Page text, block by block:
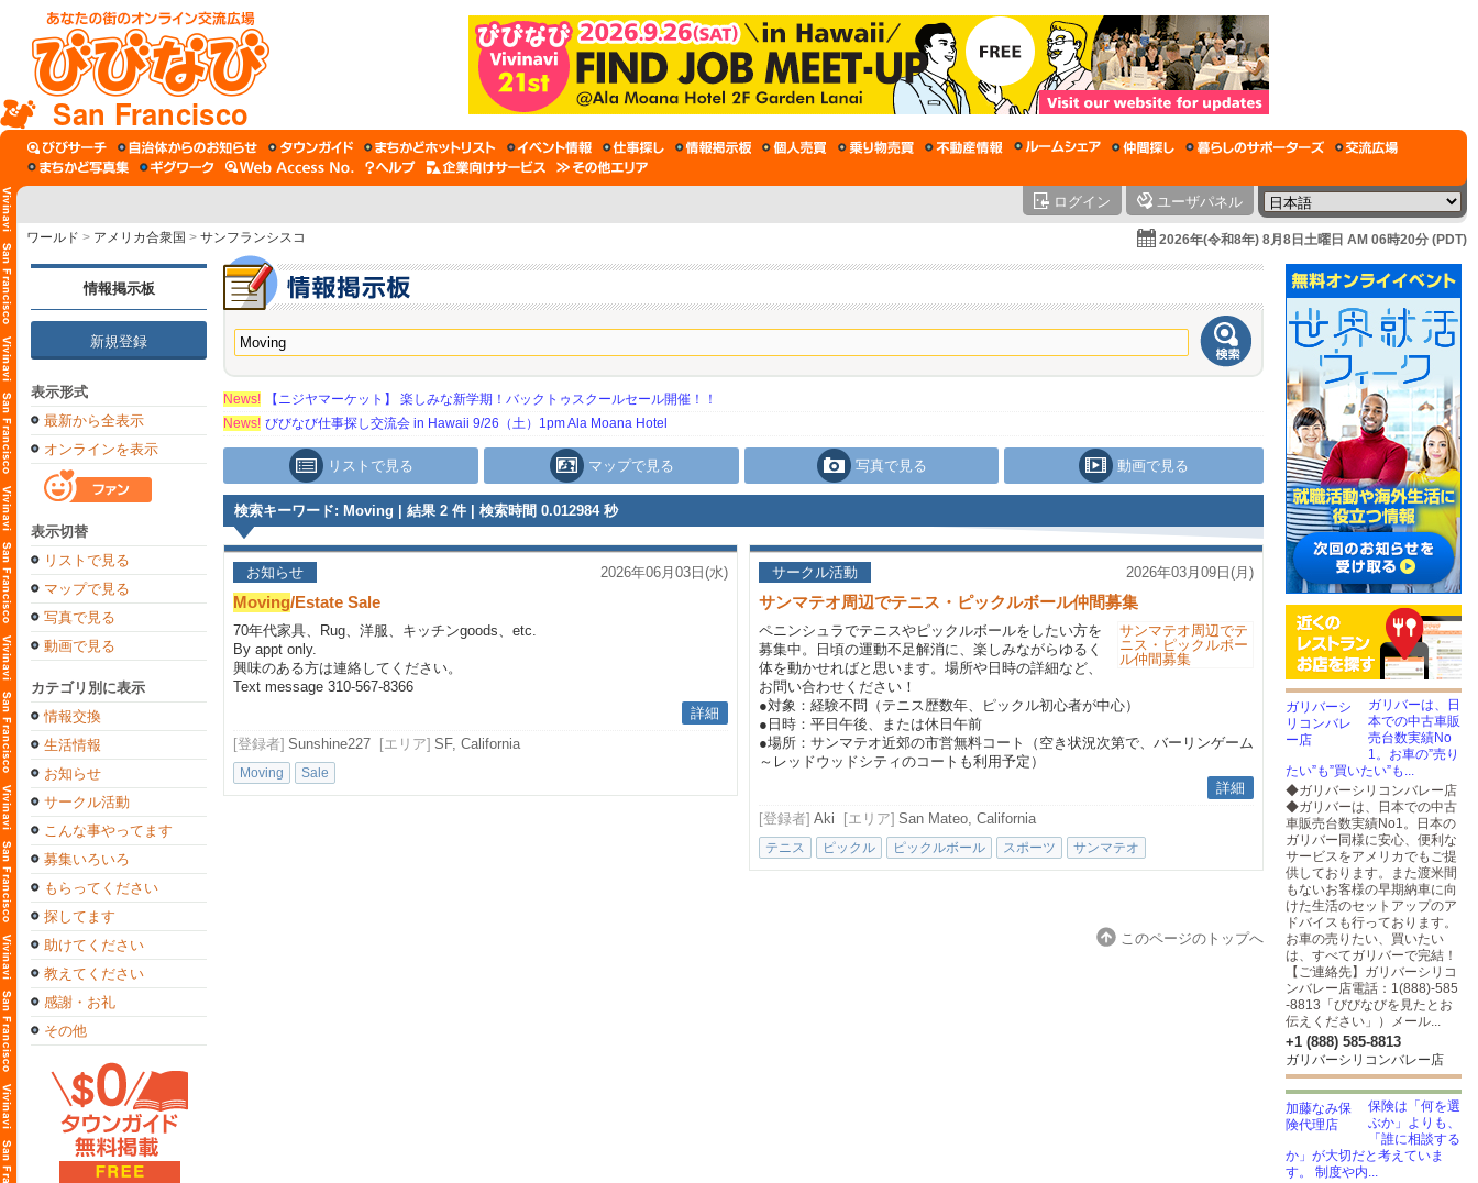
San Francisco
ログイン ユーザパネル
ワールド > アメリカ合衆国 > サンフランシスコ 2026年(令和8年) 8月8日土曜日 AM 06時20分 (PDT)
情報掲示板
新規登録
表示形式
最新から全表示
オンラインを表示
表示切替
リストで見る
マップで見る
写真で見る
動画で見る
カテゴリ別に表示
情報交換
生活情報
お知らせ
サークル活動
こんな事やってます
募集いろいろ
もらってください
探してます
助けてください
教えてください
感謝・お礼
その他
News!
【ニジヤマーケット】 楽しみな新学期！バックトゥスクールセール開催！！
News! びびなび仕事探し交流会 in Hawaii 9/26（土）1pm Ala Moana Hotel
リストで見る マップで見る 写真で見る 動画で見る
検索キーワード: Moving | 結果 2 件 | 検索時間 0.012984 秒
お知らせ 2026年06月03日(水)
Moving/Estate Sale
70年代家具、Rug、洋服、キッチンgoods、etc.
By appt only.
興味のある方は連絡してください。
Text message 310-567-8366
詳細
[登録者] Sunshine227 [エリア] SF, California
Moving Sale
サークル活動 2026年03月09日(月)
サンマテオ周辺でテニス・ピックルボール仲間募集
ペニンシュラでテニスやピックルボールをしたい方を
募集中。日頃の運動不足解消に、楽しみながらゆるく
体を動かせればと思います。場所や日時の詳細など、
お問い合わせください！
●対象：経験不問（テニス歴数年、ピックル初心者が中心）
●日時：平日午後、または休日午前
●場所：サンマテオ近郊の市営無料コート（空き状況次第で、バーリンゲーム
～レッドウッドシティのコートも利用予定）
詳細
[登録者] Aki [エリア] San Mateo, California
テニス ピックル ピックルボール スポーツ サンマテオ
このページのトップへ
ガリバーは、日
本での中古車販
売台数実績No
1。お車の”売り
たい”も”買いたい”も...
◆ガリバーシリコンバレー店
◆ガリバーは、日本での中古
車販売台数実績No1。日本の
ガリバー同様に安心、便利な
サービスをアメリカでもご提
供しております。また渡米間
もないお客様の早期納車に向
けた生活のセットアップのア
ドバイスも行っております。
お車の売りたい、買いたい
は、すべてガリバーで完結！
【ご連絡先】ガリバーシリコ
ンバレー店電話：1(888)-585
-8813「びびなびを見たとお
伝えください」）メール...
+1 (888) 585-8813
ガリバーシリコンバレー店
保険は「何を選
ぶか」よりも、
「誰に相談する
か」が大切だと考えていま
す。 制度や内...